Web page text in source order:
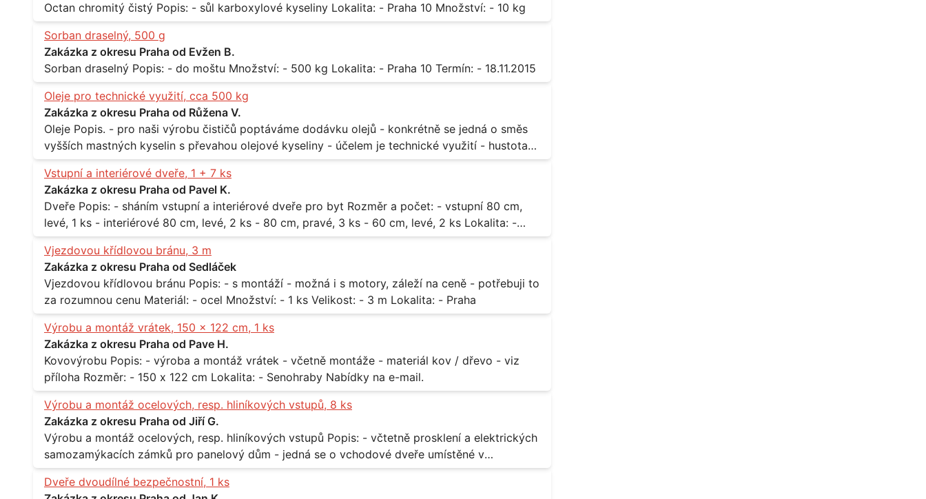
Octan chromitý čistý Popis: - sůl karboxylové kyseliny Lokalita: - Praha 10 Množství: - 10 kg
Sorban draselný, 500 g
Zakázka z okresu Praha od Evžen B.
Sorban draselný Popis: - do moštu Množství: - 500 kg Lokalita: - Praha 10 Termín: - 18.11.2015
Oleje pro technické využití, cca 500 kg
Zakázka z okresu Praha od Růžena V.
Oleje Popis. - pro naši výrobu čističů poptáváme dodávku olejů - konkrétně se jedná o směs
vyšších mastných kyselin s převahou olejové kyseliny - účelem je technické využití - hustota
při 20°C - cca 870 kg / m3 Balení: - po 190 kg v sudu Množství: - cca 500 kg - roční spotřeba
Lokalita: - Praha
Vstupní a interiérové dveře, 1 + 7 ks
Zakázka z okresu Praha od Pavel K.
Dveře Popis: - sháním vstupní a interiérové dveře pro byt Rozměr a počet: - vstupní 80 cm,
levé, 1 ks - interiérové 80 cm, levé, 2 ks - 80 cm, pravé, 3 ks - 60 cm, levé, 2 ks Lokalita: -
Praha 10
Vjezdovou křídlovou bránu, 3 m
Zakázka z okresu Praha od Sedláček
Vjezdovou křídlovou bránu Popis: - s montáží - možná i s motory, záleží na ceně - potřebuji to
za rozumnou cenu Materiál: - ocel Množství: - 1 ks Velikost: - 3 m Lokalita: - Praha
Výrobu a montáž vrátek, 150 x 122 cm, 1 ks
Zakázka z okresu Praha od Pave H.
Kovovýrobu Popis: - výroba a montáž vrátek - včetně montáže - materiál kov / dřevo - viz
příloha Rozměr: - 150 x 122 cm Lokalita: - Senohraby Nabídky na e-mail.
Výrobu a montáž ocelových, resp. hliníkových vstupů, 8 ks
Zakázka z okresu Praha od Jiří G.
Výrobu a montáž ocelových, resp. hliníkových vstupů Popis: - včtetně prosklení a elektrických
samozamýkacích zámků pro panelový dům - jedná se o vchodové dveře umístěné v
zarámovaném a proskleném portálu - předmětem dodávky bude i demontáž stávajících a už
nevyhovujících prosklených, umělohmotných vstupů Množství: - 8 ks Lokalita: - 7, 9, 11, 13,
Dveře dvoudílné bezpečnostní, 1 ks